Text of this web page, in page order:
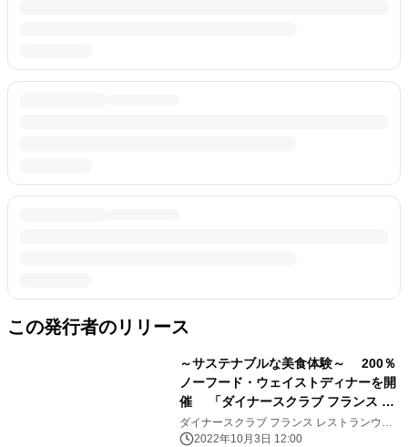
この発行者のリリース
～サステナブルな美食体験～ 200％
ノーフード・ウェイストディナーを開
催 「ダイナースクラブ フランス レ
ストランウィーク2022」
ダイナースクラブ フランス レストランウィ
ーク2022事務局
2022年10月3日 12:00